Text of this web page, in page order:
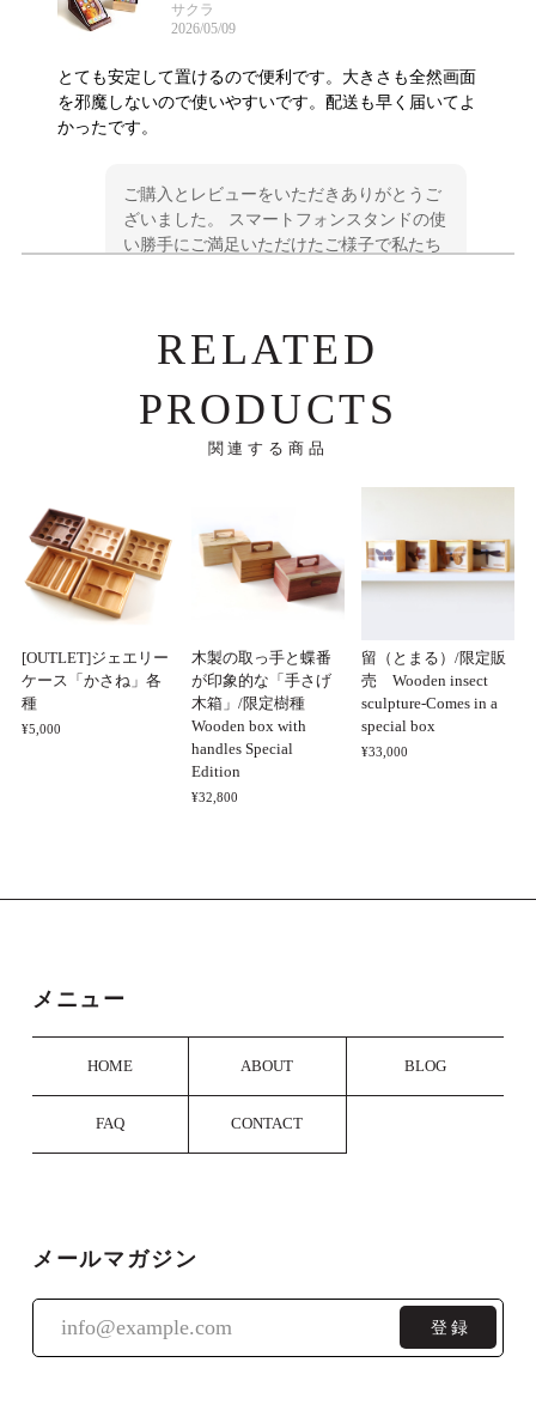
サクラ
2026/05/09
とても安定して置けるので便利です。大きさも全然画面
を邪魔しないので使いやすいです。配送も早く届いてよ
かったです。
ご購入とレビューをいただきありがとうご
ざいました。 スマートフォンスタンドの使
い勝手にご満足いただけたご様子で私たち
ウォールナット
2025/03/28
木製でここまで精密に作りこまれるとは感動ものです。
一生物として大事に使っていきます。
この度はご購入とレビューをくださりあり
たご様子で私たちも大変嬉しく思います。
ぜひ永くご愛用いただけましたら幸いで
ましたし、大切な一品になってくれると思います。本当
にありがとうございました。
りがとうございました。 ラッピングについ
てもご満足いただけたご様子で一安心で
2025/03/03
RELATED
PRODUCTS
関連する商品
[OUTLET]ジェエリー
ケース「かさね」各
種
¥5,000
木製の取っ手と蝶番
が印象的な「手さげ
木箱」/限定樹種
Wooden box with
handles Special
Edition
¥32,800
留（とまる）/限定販
売 Wooden insect
sculpture-Comes in a
special box
¥33,000
メニュー
HOME ABOUT BLOG
FAQ CONTACT
メールマガジン
登録